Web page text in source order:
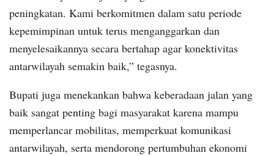
peningkatan. Kami berkomitmen dalam satu periode
kepemimpinan untuk terus menganggarkan dan
menyelesaikannya secara bertahap agar konektivitas
antarwilayah semakin baik,” tegasnya.
Bupati juga menekankan bahwa keberadaan jalan yang
baik sangat penting bagi masyarakat karena mampu
memperlancar mobilitas, memperkuat komunikasi
antarwilayah, serta mendorong pertumbuhan ekonomi